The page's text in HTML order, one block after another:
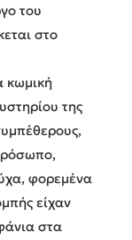
του
στο
κωμική
της
φορεμένα
είχαν
στα